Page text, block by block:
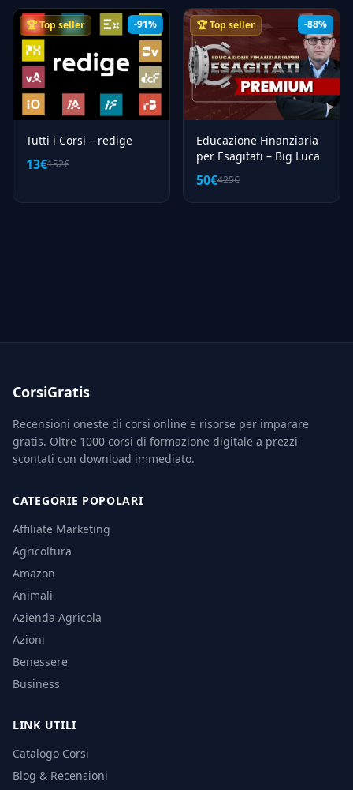
-91%
🏆 Top seller
Tutti i Corsi – redige
13€152€
-88%
🏆 Top seller
Educazione Finanziaria
per Esagitati – Big Luca
50€425€
CorsiGratis
Recensioni oneste di corsi online e risorse per imparare
gratis. Oltre 1000 corsi di formazione digitale a prezzi
scontati con download immediato.
CATEGORIE POPOLARI
Affiliate Marketing
Agricoltura
Amazon
Animali
Azienda Agricola
Azioni
Benessere
Business
LINK UTILI
Catalogo Corsi
Blog & Recensioni